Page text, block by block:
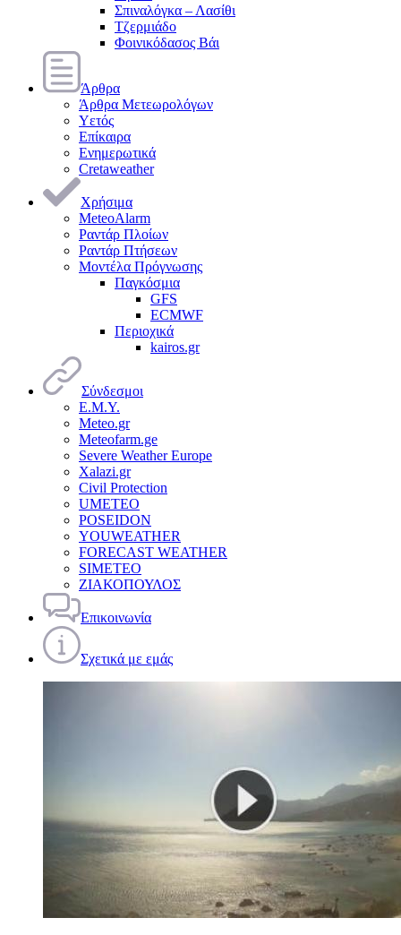
Σπιναλόγκα – Λασίθι
Τζερμιάδο
Φοινικόδασος Βάι
Άρθρα
Άρθρα Μετεωρολόγων
Υετός
Επίκαιρα
Ενημερωτικά
Cretaweather
Χρήσιμα
MeteoAlarm
Ραντάρ Πλοίων
Ραντάρ Πτήσεων
Μοντέλα Πρόγνωσης
Παγκόσμια
GFS
ECMWF
Περιοχικά
kairos.gr
Σύνδεσμοι
Ε.Μ.Υ.
Meteo.gr
Meteofarm.ge
Severe Weather Europe
Xalazi.gr
Civil Protection
UMETEO
POSEIDON
YOUWEATHER
FORECAST WEATHER
SIMETEO
ΖΙΑΚΟΠΟΥΛΟΣ
Επικοινωνία
Σχετικά με εμάς